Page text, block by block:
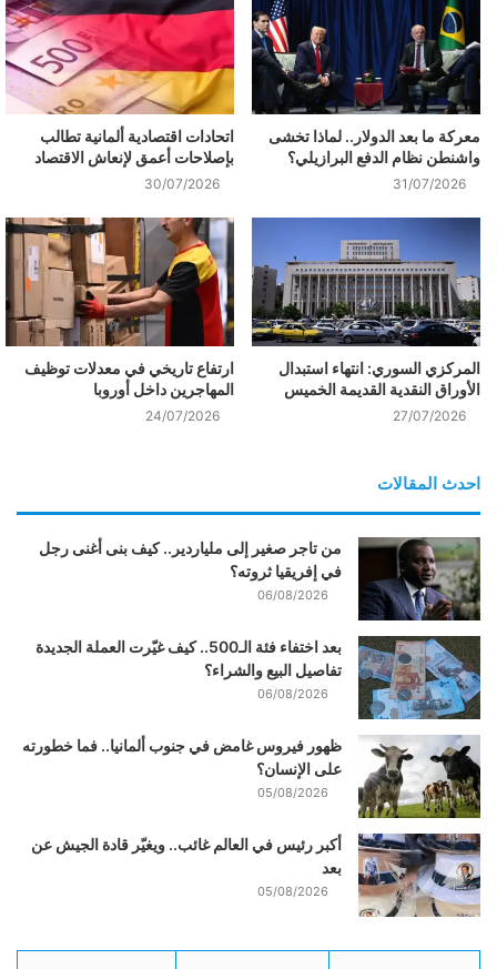
معركة ما بعد الدولار.. لماذا تخشى
واشنطن نظام الدفع البرازيلي؟
31/07/2026
اتحادات اقتصادية ألمانية تطالب
بإصلاحات أعمق لإنعاش الاقتصاد
30/07/2026
المركزي السوري: انتهاء استبدال
الأوراق النقدية القديمة الخميس
27/07/2026
ارتفاع تاريخي في معدلات توظيف
المهاجرين داخل أوروبا
24/07/2026
احدث المقالات
من تاجر صغير إلى ملياردير.. كيف بنى أغنى رجل
في إفريقيا ثروته؟
06/08/2026
بعد اختفاء فئة الـ500.. كيف غيّرت العملة الجديدة
تفاصيل البيع والشراء؟
06/08/2026
ظهور فيروس غامض في جنوب ألمانيا.. فما خطورته
على الإنسان؟
05/08/2026
أكبر رئيس في العالم غائب.. ويغيّر قادة الجيش عن
بعد
05/08/2026